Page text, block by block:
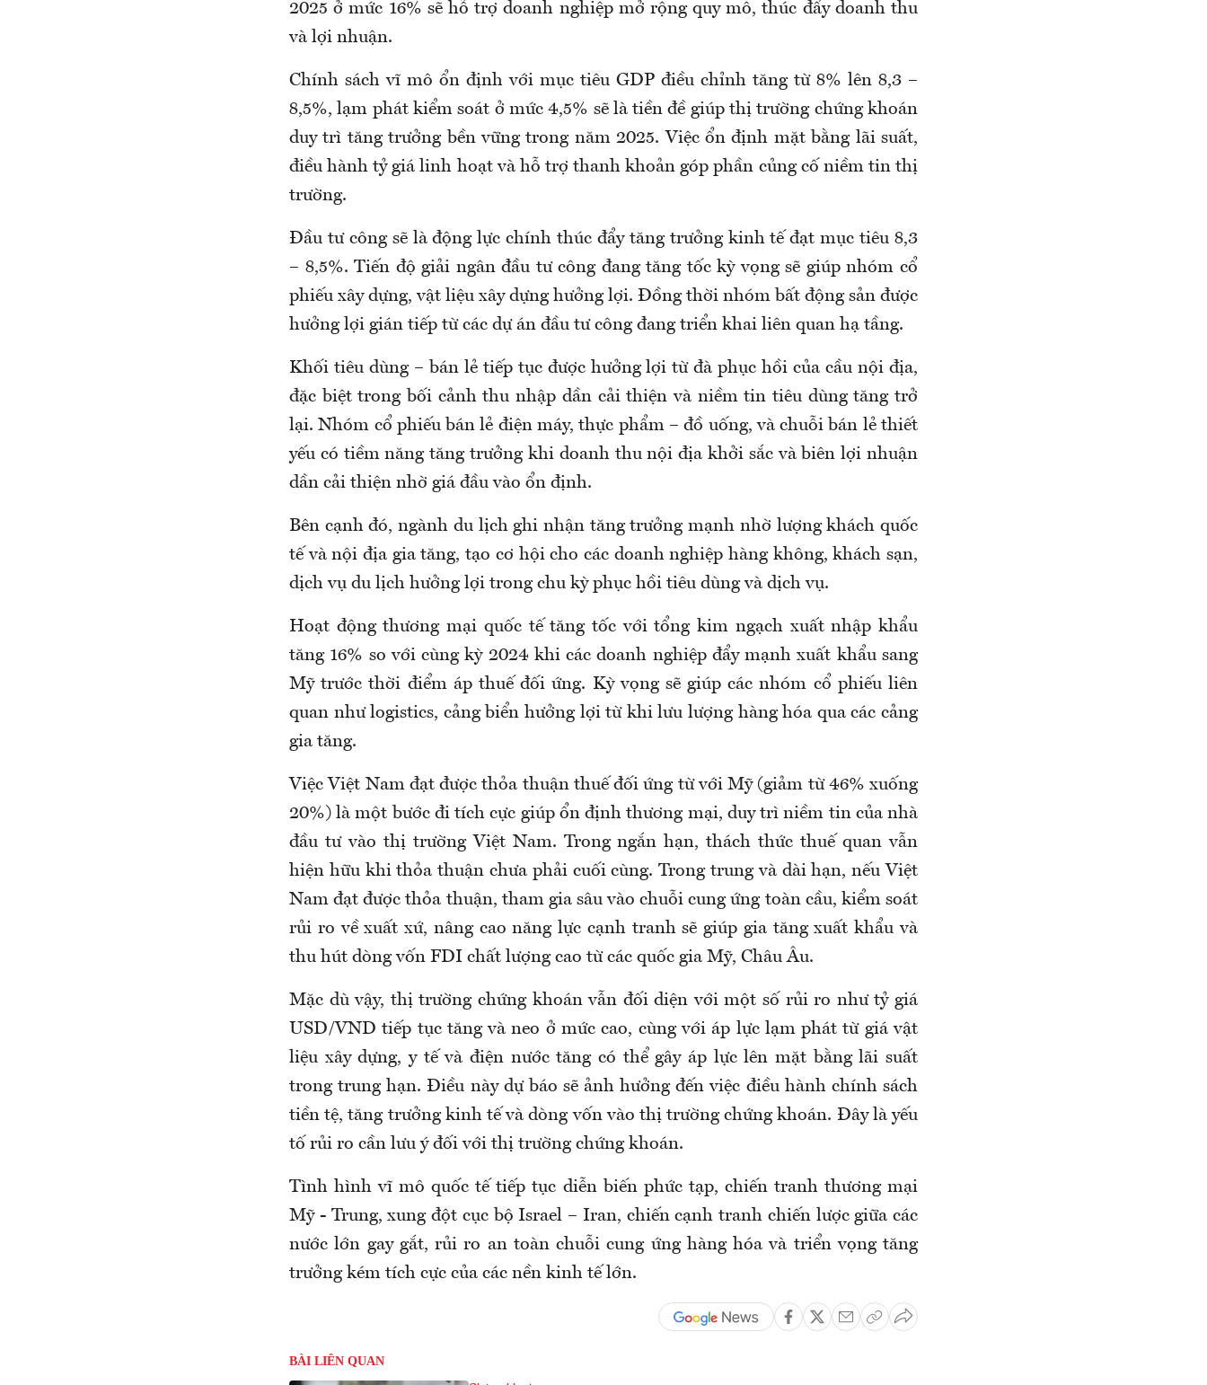
2025 ở mức 16% sẽ hỗ trợ doanh nghiệp mở rộng quy mô, thúc đẩy doanh thu
và lợi nhuận.
Chính sách vĩ mô ổn định với mục tiêu GDP điều chỉnh tăng từ 8% lên 8,3 –
8,5%, lạm phát kiểm soát ở mức 4,5% sẽ là tiền đề giúp thị trường chứng khoán
duy trì tăng trưởng bền vững trong năm 2025. Việc ổn định mặt bằng lãi suất,
điều hành tỷ giá linh hoạt và hỗ trợ thanh khoản góp phần củng cố niềm tin thị
trường.
Đầu tư công sẽ là động lực chính thúc đẩy tăng trưởng kinh tế đạt mục tiêu 8,3
– 8,5%. Tiến độ giải ngân đầu tư công đang tăng tốc kỳ vọng sẽ giúp nhóm cổ
phiếu xây dựng, vật liệu xây dựng hưởng lợi. Đồng thời nhóm bất động sản được
hưởng lợi gián tiếp từ các dự án đầu tư công đang triển khai liên quan hạ tầng.
Khối tiêu dùng – bán lẻ tiếp tục được hưởng lợi từ đà phục hồi của cầu nội địa,
đặc biệt trong bối cảnh thu nhập dần cải thiện và niềm tin tiêu dùng tăng trở
lại. Nhóm cổ phiếu bán lẻ điện máy, thực phẩm – đồ uống, và chuỗi bán lẻ thiết
yếu có tiềm năng tăng trưởng khi doanh thu nội địa khởi sắc và biên lợi nhuận
dần cải thiện nhờ giá đầu vào ổn định.
Bên cạnh đó, ngành du lịch ghi nhận tăng trưởng mạnh nhờ lượng khách quốc
tế và nội địa gia tăng, tạo cơ hội cho các doanh nghiệp hàng không, khách sạn,
dịch vụ du lịch hưởng lợi trong chu kỳ phục hồi tiêu dùng và dịch vụ.
Hoạt động thương mại quốc tế tăng tốc với tổng kim ngạch xuất nhập khẩu
tăng 16% so với cùng kỳ 2024 khi các doanh nghiệp đẩy mạnh xuất khẩu sang
Mỹ trước thời điểm áp thuế đối ứng. Kỳ vọng sẽ giúp các nhóm cổ phiếu liên
quan như logistics, cảng biển hưởng lợi từ khi lưu lượng hàng hóa qua các cảng
gia tăng.
Việc Việt Nam đạt được thỏa thuận thuế đối ứng từ với Mỹ (giảm từ 46% xuống
20%) là một bước đi tích cực giúp ổn định thương mại, duy trì niềm tin của nhà
đầu tư vào thị trường Việt Nam. Trong ngắn hạn, thách thức thuế quan vẫn
hiện hữu khi thỏa thuận chưa phải cuối cùng. Trong trung và dài hạn, nếu Việt
Nam đạt được thỏa thuận, tham gia sâu vào chuỗi cung ứng toàn cầu, kiểm soát
rủi ro về xuất xứ, nâng cao năng lực cạnh tranh sẽ giúp gia tăng xuất khẩu và
thu hút dòng vốn FDI chất lượng cao từ các quốc gia Mỹ, Châu Âu.
Mặc dù vậy, thị trường chứng khoán vẫn đối diện với một số rủi ro như tỷ giá
USD/VND tiếp tục tăng và neo ở mức cao, cùng với áp lực lạm phát từ giá vật
liệu xây dựng, y tế và điện nước tăng có thể gây áp lực lên mặt bằng lãi suất
trong trung hạn. Điều này dự báo sẽ ảnh hưởng đến việc điều hành chính sách
tiền tệ, tăng trưởng kinh tế và dòng vốn vào thị trường chứng khoán. Đây là yếu
tố rủi ro cần lưu ý đối với thị trường chứng khoán.
Tình hình vĩ mô quốc tế tiếp tục diễn biến phức tạp, chiến tranh thương mại
Mỹ - Trung, xung đột cục bộ Israel – Iran, chiến cạnh tranh chiến lược giữa các
nước lớn gay gắt, rủi ro an toàn chuỗi cung ứng hàng hóa và triển vọng tăng
trưởng kém tích cực của các nền kinh tế lớn.
BÀI LIÊN QUAN